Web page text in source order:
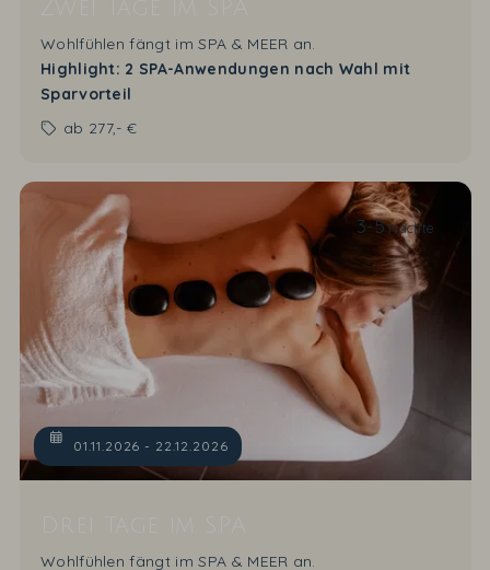
Wohlfühlen fängt im SPA & MEER an.
Highlight: 2 SPA-Anwendungen nach Wahl mit
Sparvorteil
ab 277,- €
3-5Nächte
01.11.2026 - 22.12.2026
Wohlfühlen fängt im SPA & MEER an.